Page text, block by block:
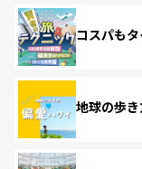
コスパも
地球の歩